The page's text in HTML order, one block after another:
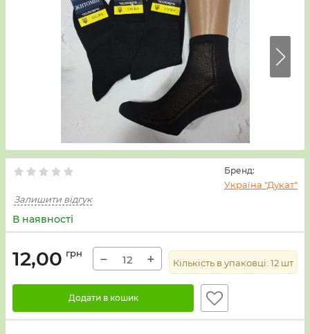
Бренд:
Україна "Дукат"
Залишити відгук
В наявності
12,00 грн − + Кількість в упаковці: 12 шт
Додати в кошик